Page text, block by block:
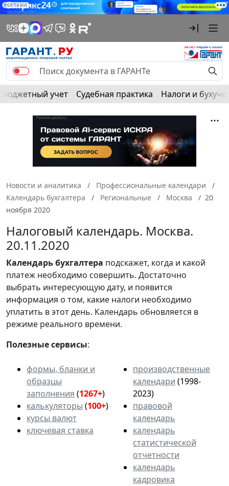
РЕКЛАМА
Бюджетный учет Судебная практика Налоги и
Новости и аналитика
Профессиональные календари
Календарь бухгалтера
Региональные Москва
20
ноября 2020
Налоговый календарь. Москва.
20.11.2020
Календарьбухгалтера подскажет, когда и какой
платеж необходимо совершить. Достаточно
выбрать интересующую дату, и появится
информация о том, какие налоги необходимо
уплатить в этот день. Календарь обновляется в
режиме реального времени.
Полезные сервисы:
формы, бланки и
образцы
заполнения (1267+)
калькуляторы (100+)
курсы валют
ключевая ставка
производственные
календари (1998-
2023)
правовой
календарь
календарь
статистической
отчетности
календарь
кадровика